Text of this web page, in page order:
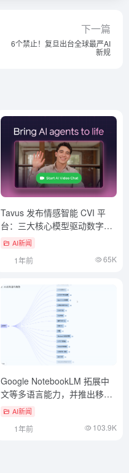
下一篇
6个禁止！复旦出台全球最严AI
新规
Tavus 发布情感智能 CVI 平
台：三大核心模型驱动数字人
实时视频交互
AI新闻
1年前 65K
Google NotebookLM 拓展中
文等多语言能力，并推出移动
应用AI新闻
1年前 103.9K